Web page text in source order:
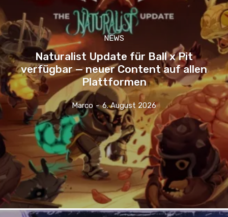
NEWS
Naturalist Update für Ball x Pit
verfügbar — neuer Content auf allen
Plattformen
Marco - 6. August 2026